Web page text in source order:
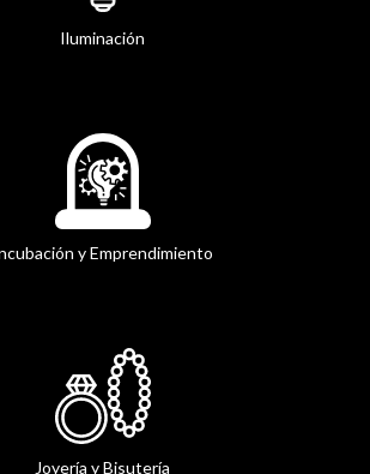
Iluminación
y Emprendimiento
Joyería y Bisutería